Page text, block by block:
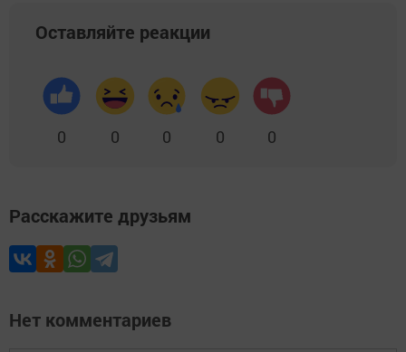
Оставляйте реакции
0 0 0 0 0
Расскажите друзьям
Нет комментариев